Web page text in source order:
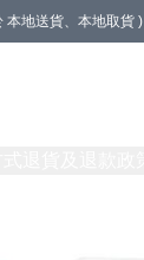
本地送貨、本地取貨 )